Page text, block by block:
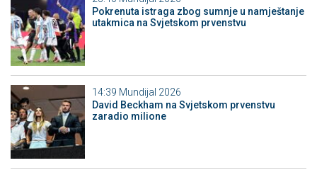
Pokrenuta istraga zbog sumnje u namještanje
utakmica na Svjetskom prvenstvu
14:39 Mundijal 2026
David Beckham na Svjetskom prvenstvu
zaradio milione